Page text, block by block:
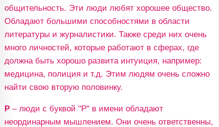
общительность. Эти люди любят хорошее общество.
Обладают большими способностями в области
литературы и журналистики. Также среди них очень
много личностей, которые работают в сферах, где
должна быть хорошо развита интуиция, например:
медицина, полиция и т.д. Этим людям очень сложно
найти свою вторую половинку.
Р– люди с буквой "Р" в имени обладают
неординарным мышлением. Они очень ответственны,